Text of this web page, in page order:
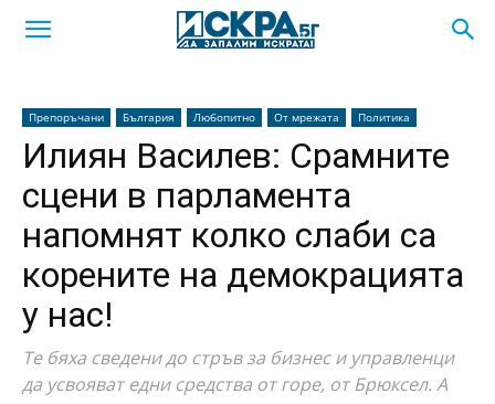
Препоръчани България Любопитно От мрежата Политика
Илиян Василев: Срамните
сцени в парламента
напомнят колко слаби са
корените на демокрацията
у нас!
Те бяха сведени до стръв за бизнес и управленци
да усвояват едни средства от горе, от Брюксел. А